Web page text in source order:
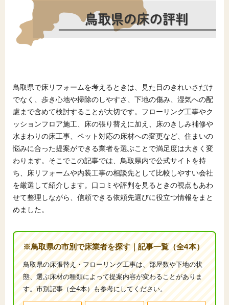
鳥取県で床リフォームを考えるときは、見た目のきれいさだけ
でなく、歩き心地や掃除のしやすさ、下地の傷み、湿気への配
慮まで含めて検討することが大切です。フローリング工事やク
ッションフロア施工、床の張り替えに加え、床のきしみ補修や
水まわりの床工事、ペット対応の床材への変更など、住まいの
悩みに合った提案ができる業者を選ぶことで満足度は大きく変
わります。そこでこの記事では、鳥取県内で公式サイトを持
ち、床リフォームや内装工事の相談先として比較しやすい会社
を厳選して紹介します。口コミや評判を見るときの視点もあわ
せて整理しながら、信頼できる依頼先選びに役立つ情報をまと
めました。
※鳥取県の市別で床業者を探す｜記事一覧（全4本）
鳥取県の床張替え・フローリング工事は、部屋数や下地の状
態、選ぶ床材の種類によって提案内容が変わることがありま
す。市別記事（全4本）も参考にしてください。